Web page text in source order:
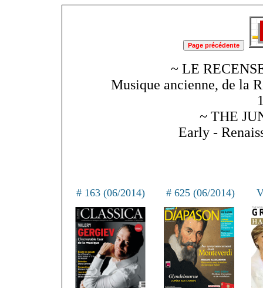
~ LE
Musique ancienne, de la
~ THE
Early -
# 163 (06/2014) # 625 (06/2014)